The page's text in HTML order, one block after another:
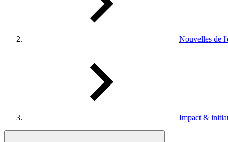
Nouvelles de
Impact &